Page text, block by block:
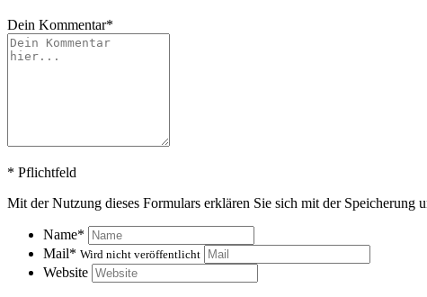
Dein Kommentar*
* Pflichtfeld
Mit der Nutzung dieses Formulars erklären Sie sich mit der Speicherung
Name*
Mail* Wird nicht veröffentlicht
Website